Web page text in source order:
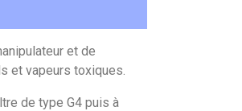
et de
et vapeurs toxiques.
de type G4 puis à